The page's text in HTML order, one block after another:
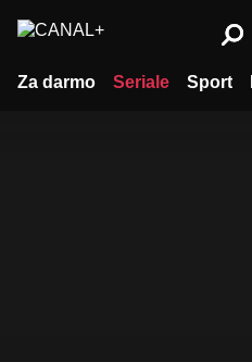
Za darmo Seriale Sport